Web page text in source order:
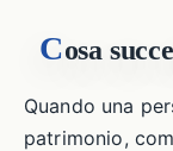
Cosa
Quando una
patrimonio,